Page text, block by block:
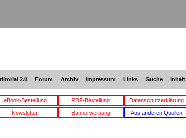
2.0 Forum Archiv Impressum Links Suche Inhalt
eBook-Bestellung PDF-Bestellung Datenschutzerklärung
Newsletter Bannerwerbung Aus anderen Quellen